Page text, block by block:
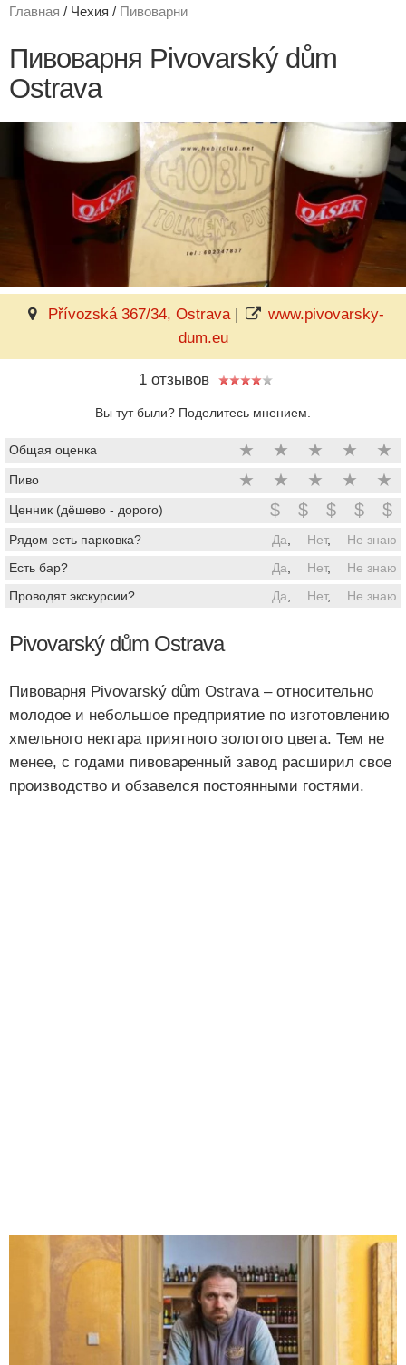
Главная / Чехия / Пивоварни
Пивоварня Pivovarský dům
Ostrava
Přívozská 367/34, Ostrava|
www.pivovarsky-
dum.eu
1 отзывов
Вы тут были? Поделитесь мнением.
Общая оценка ★ ★ ★ ★ ★
Пиво ★ ★ ★ ★ ★
Ценник (дёшево - дорого) $ $ $ $ $
Рядом есть парковка? Да Нет,
Не знаю
Есть бар?
Да Нет,
Не знаю
Проводят экскурсии?
Да Нет, Не знаю
Pivovarský dům Ostrava
Пивоварня Pivovarský dům Ostrava – относительно
молодое и небольшое предприятие по изготовлению
хмельного нектара приятного золотого цвета. Тем не
менее, с годами пивоваренный завод расширил свое
производство и обзавелся постоянными гостями.